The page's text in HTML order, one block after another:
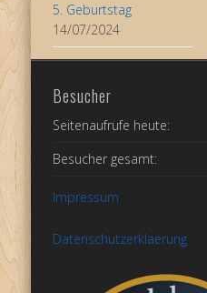
5. Geburtstag
14/07/2024
Besucher
Seitenaufrufe heute:
Besucher gesamt:
Impressum
Datenschutzerklaerung